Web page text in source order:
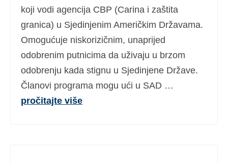
koji vodi agencija CBP (Carina i zaštita
granica) u Sjedinjenim Američkim Državama.
Omogućuje niskorizičnim, unaprijed
odobrenim putnicima da uživaju u brzom
odobrenju kada stignu u Sjedinjene Države.
Članovi programa mogu ući u SAD …
pročitajte više